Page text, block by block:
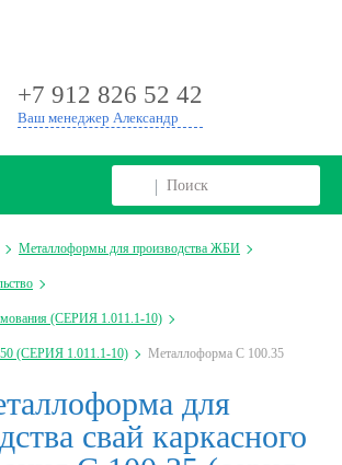
+7 912 826 52 42
Ваш менеджер Александр
Металлоформы для производства ЖБИ
(СЕРИЯ 1.011.1-10)
(СЕРИЯ 1.011.1-10) Металлоформа С 100.35
для
свай каркасного